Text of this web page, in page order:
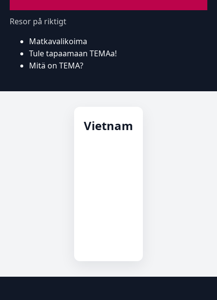
Resor på riktigt
Matkavalikoima
Tule tapaamaan TEMAa!
Mitä on TEMA?
Vietnam